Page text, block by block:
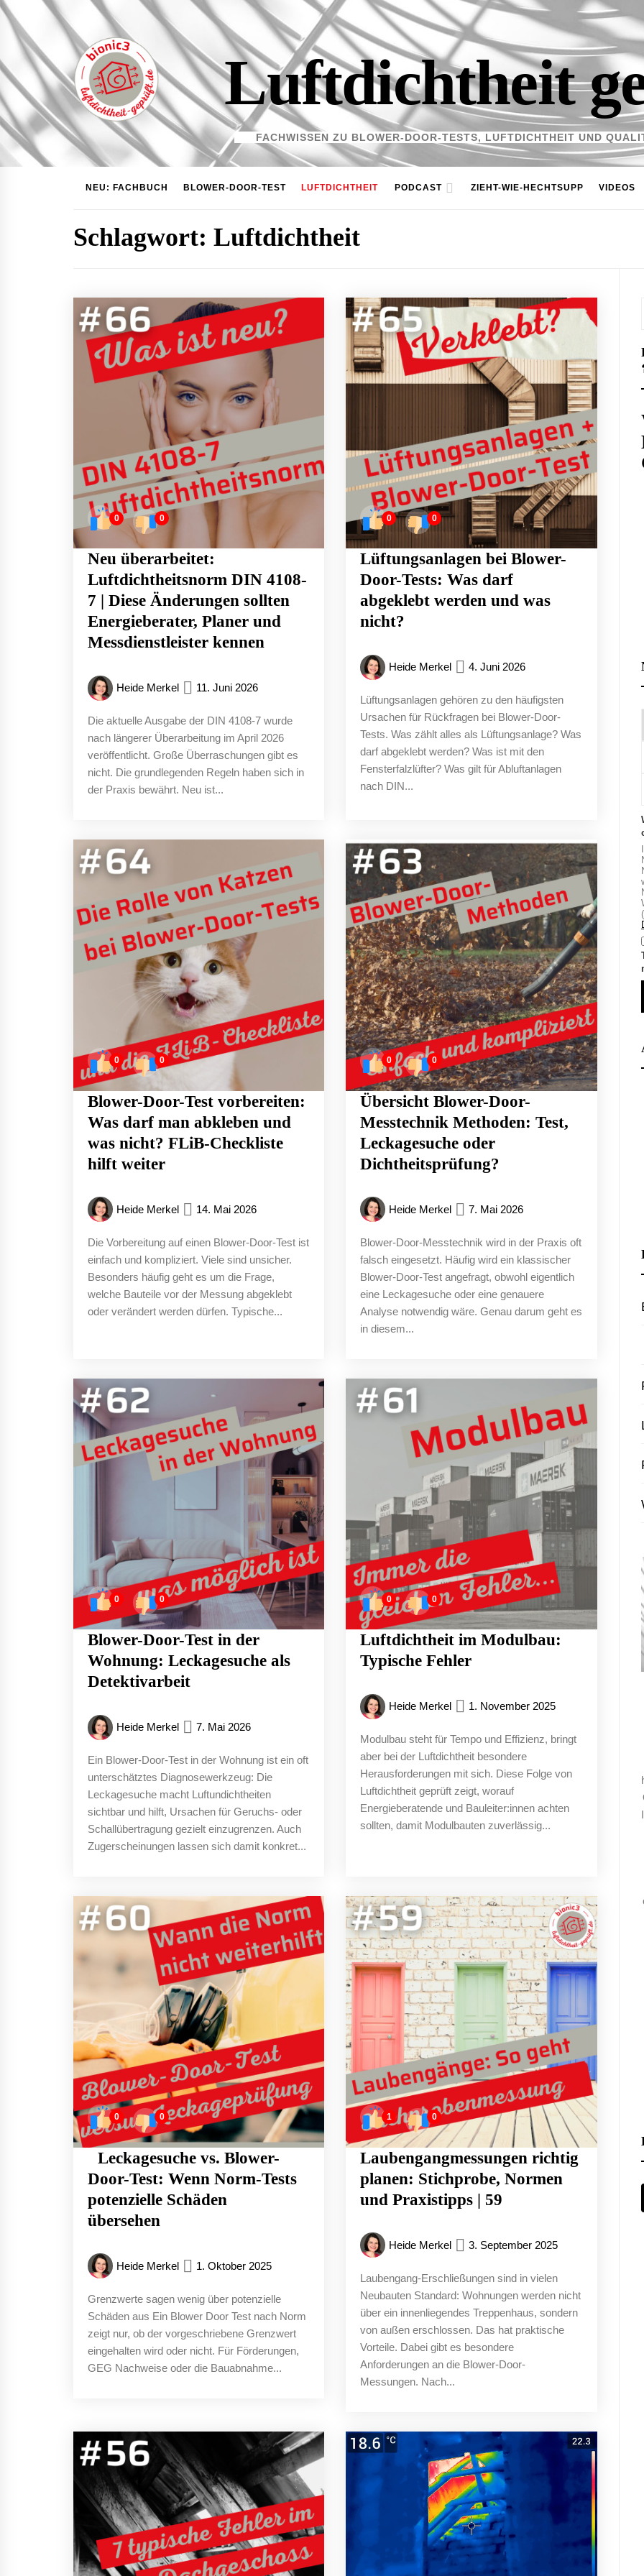
Skip
content
Luftdichtheit
FACHWISSEN ZU BLOWER-DOOR-TESTS, LUFTDICHTHEIT UND
NEU: FACHBUCH BLOWER-DOOR-TEST LUFTDICHTHEIT PODCAST ZIEHT-WIE-HECHTSUPP VIDEOS
Schlagwort: Luftdichtheit
0 0
Neu überarbeitet:
Luftdichtheitsnorm DIN 4108-
7 | Diese Änderungen sollten
Energieberater, Planer und
Messdienstleister kennen
Heide Merkel 11. Juni 2026
Die aktuelle Ausgabe der DIN 4108-7 wurde
nach längerer Überarbeitung im April 2026
veröffentlicht. Große Überraschungen gibt es
nicht. Die grundlegenden Regeln haben sich in
der Praxis bewährt. Neu ist...
0 0
Lüftungsanlagen bei Blower-
Door-Tests: Was darf
abgeklebt werden und was
nicht?
Heide Merkel 4. Juni 2026
Lüftungsanlagen gehören zu den häufigsten
Ursachen für Rückfragen bei Blower-Door-
Tests. Was zählt alles als Lüftungsanlage? Was
darf abgeklebt werden? Was ist mit den
Fensterfalzlüfter? Was gilt für Abluftanlagen
nach DIN...
0 0
Blower-Door-Test vorbereiten:
Was darf man abkleben und
was nicht? FLiB-Checkliste
hilft weiter
Heide Merkel 14. Mai 2026
Die Vorbereitung auf einen Blower-Door-Test ist
einfach und kompliziert. Viele sind unsicher.
Besonders häufig geht es um die Frage,
welche Bauteile vor der Messung abgeklebt
oder verändert werden dürfen. Typische...
0 0
Übersicht Blower-Door-
Messtechnik Methoden: Test,
Leckagesuche oder
Dichtheitsprüfung?
Heide Merkel 7. Mai 2026
Blower-Door-Messtechnik wird in der Praxis oft
falsch eingesetzt. Häufig wird ein klassischer
Blower-Door-Test angefragt, obwohl eigentlich
eine Leckagesuche oder eine genauere
Analyse notwendig wäre. Genau darum geht es
in diesem...
0 0
Blower-Door-Test in der
Wohnung: Leckagesuche als
Detektivarbeit
Heide Merkel 7. Mai 2026
Ein Blower-Door-Test in der Wohnung ist ein oft
unterschätztes Diagnosewerkzeug: Die
Leckagesuche macht Luftundichtheiten
sichtbar und hilft, Ursachen für Geruchs- oder
Schallübertragung gezielt einzugrenzen. Auch
Zugerscheinungen lassen sich damit konkret...
0 0
Luftdichtheit im Modulbau:
Typische Fehler
Heide Merkel 1. November 2025
Modulbau steht für Tempo und Effizienz, bringt
aber bei der Luftdichtheit besondere
Herausforderungen mit sich. Diese Folge von
Luftdichtheit geprüft zeigt, worauf
Energieberatende und Bauleiter:innen achten
sollten, damit Modulbauten zuverlässig...
0 0
Leckagesuche vs. Blower-
Door-Test: Wenn Norm-Tests
potenzielle Schäden
übersehen
Heide Merkel 1. Oktober 2025
Grenzwerte sagen wenig über potenzielle
Schäden aus Ein Blower Door Test nach Norm
zeigt nur, ob der vorgeschriebene Grenzwert
eingehalten wird oder nicht. Für Förderungen,
GEG Nachweise oder die Bauabnahme...
1 0
Laubengangmessungen richtig
planen: Stichprobe, Normen
und Praxistipps | 59
Heide Merkel 3. September 2025
Laubengang-Erschließungen sind in vielen
Neubauten Standard: Wohnungen werden nicht
über ein innenliegendes Treppenhaus, sondern
von außen erschlossen. Das hat praktische
Vorteile. Dabei gibt es besondere
Anforderungen an die Blower-Door-
Messungen. Nach...